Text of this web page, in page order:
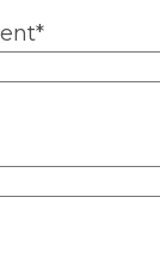
*